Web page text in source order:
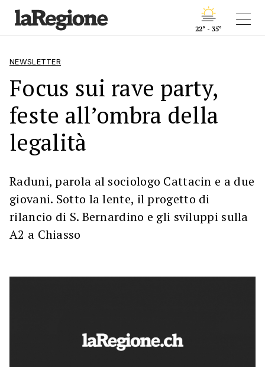
22° - 35°
NEWSLETTER
Focus sui rave party,
feste all’ombra della
legalità
Raduni, parola al sociologo Cattacin e a due
giovani. Sotto la lente, il progetto di
rilancio di S. Bernardino e gli sviluppi sulla
A2 a Chiasso